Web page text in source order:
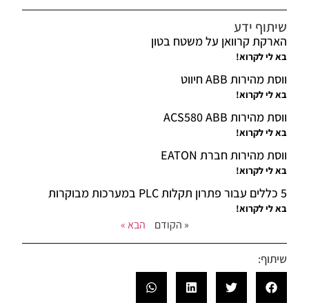
שיתוף ידע
הארקת קרוואן על משטח בטון
בא לי לקרוא!
ווסת מהירות ABB חיווט
בא לי לקרוא!
ווסת מהירות ACS580 ABB
בא לי לקרוא!
ווסת מהירות חברת EATON
בא לי לקרוא!
5 כללים עבור פתרון תקלות PLC במערכות מבוקרות
בא לי לקרוא!
« הקודם הבא »
שיתוף: